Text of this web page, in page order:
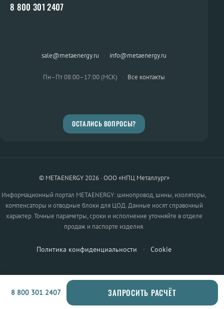
8 800 301 2407
sale@metaenergy.ru · info@metaenergy.ru
Пн–Пт 08:00–17:00 (МСК) · Все контакты
ОСТАЛИСЬ ВОПРОСЫ?
© METAENERGY 2026 · ООО «НПЦ Металлург»
Информационный портал METAENERGY: шинопровод, шины, изоляторы,
компенсаторы и отводные блоки для ЦОД. Данные носят справочный
характер. Точные параметры, сроки и исполнение уточняйте в отделе
продаж и паспорте изделия.
Политика конфиденциальности · Cookie
8 800 301 2407 ЗАПРОСИТЬ РАСЧЁТ